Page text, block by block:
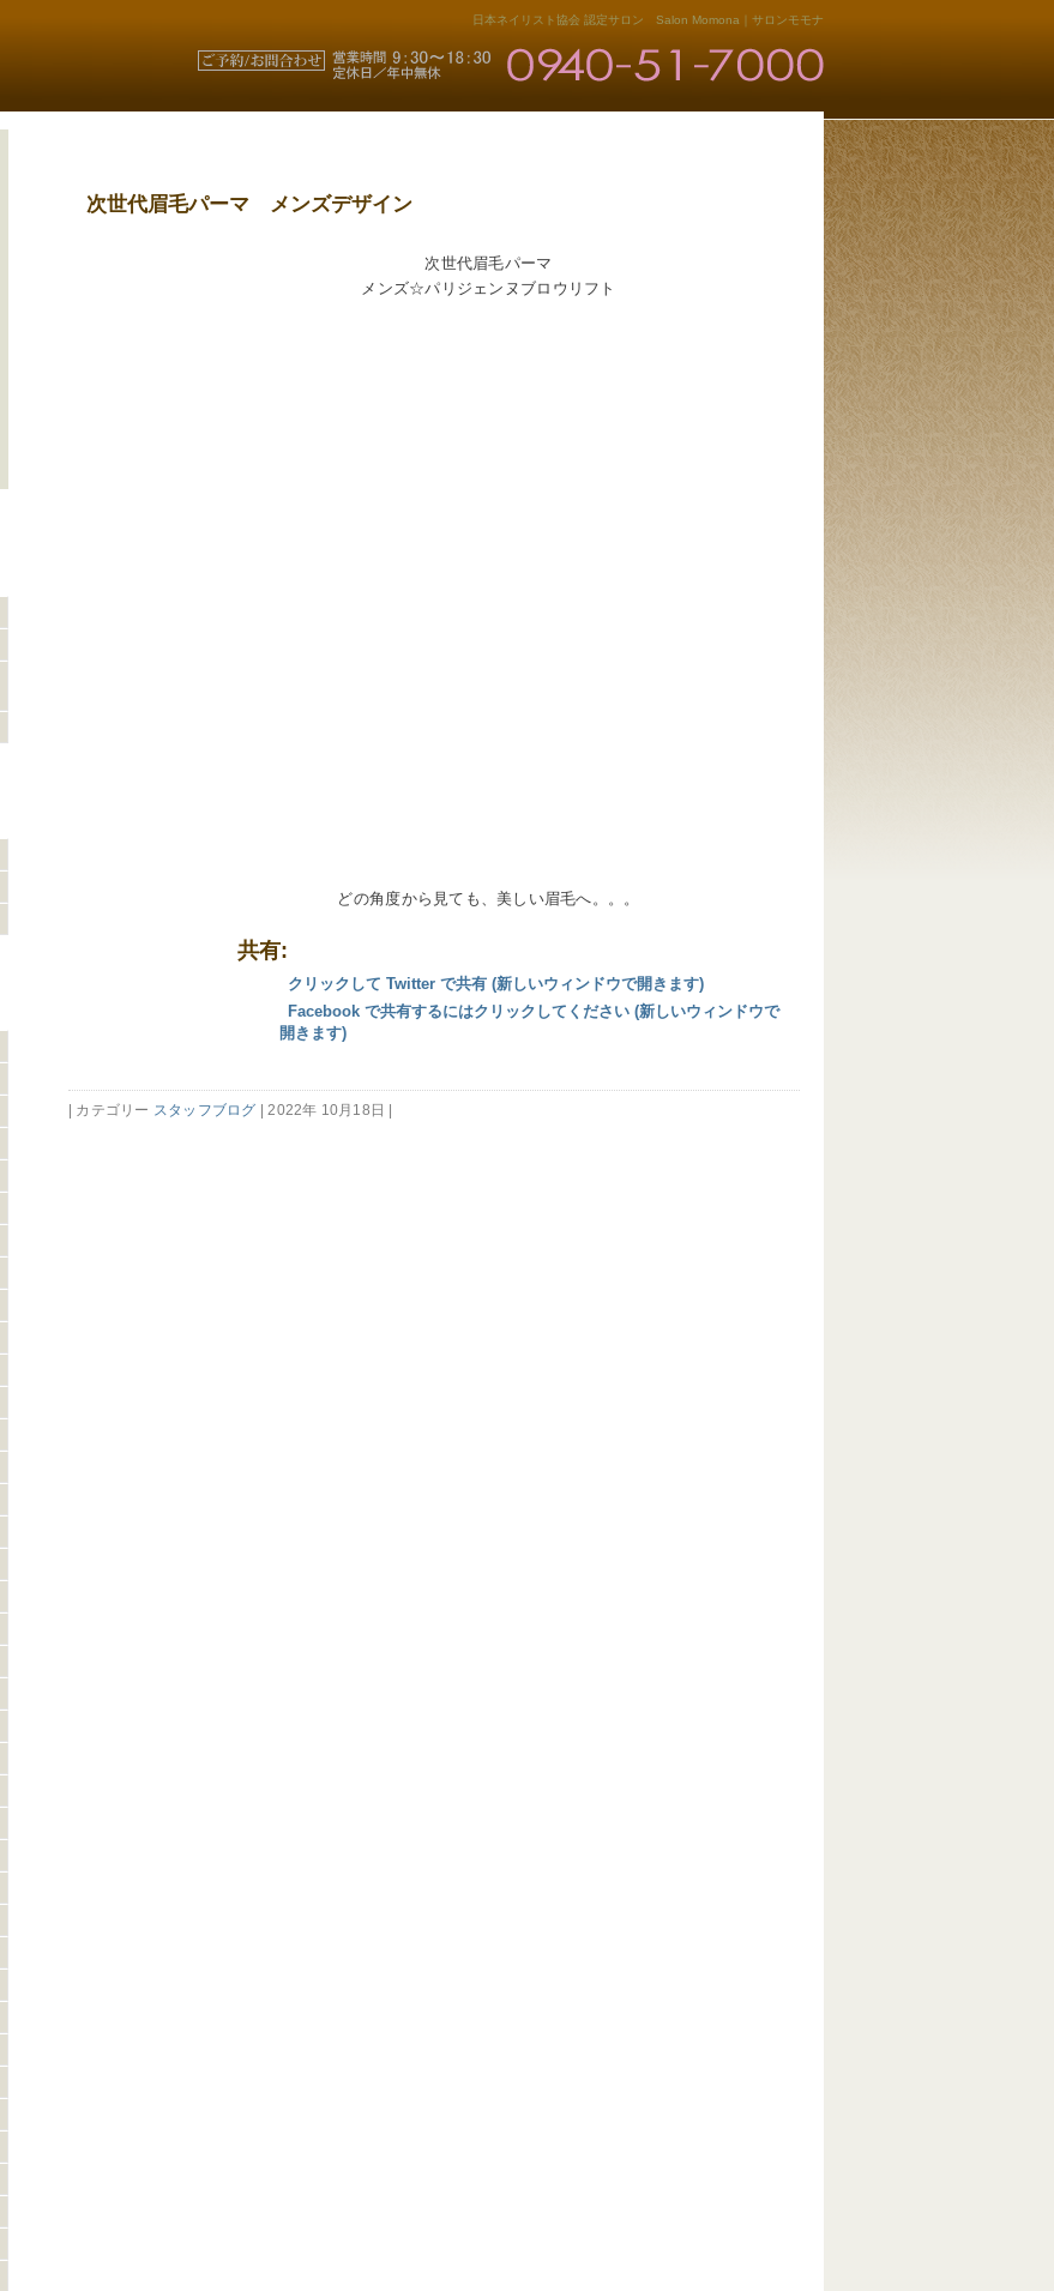
日本ネイリスト協会 認定サロン Salon Momona｜サロンモモナ
次世代眉毛パーマ メンズデザイン
次世代眉毛パーマ
メンズ☆パリジェンヌブロウリフト
どの角度から見ても、美しい眉毛へ。。。
共有:
クリックして Twitter で共有 (新しいウィンドウで開きます)
Facebook で共有するにはクリックしてください (新しいウィンドウで
開きます)
| カテゴリー スタッフブログ | 2022年 10月18日 |